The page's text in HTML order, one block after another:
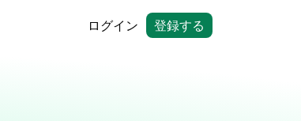
ログイン 登録する